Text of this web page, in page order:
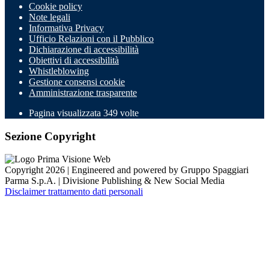
Cookie policy
Note legali
Informativa Privacy
Ufficio Relazioni con il Pubblico
Dichiarazione di accessibilità
Obiettivi di accessibilità
Whistleblowing
Gestione consensi cookie
Amministrazione trasparente
Pagina visualizzata 349 volte
Sezione Copyright
Copyright 2026 | Engineered and powered by Gruppo Spaggiari
Parma S.p.A. | Divisione Publishing & New Social Media
Disclaimer trattamento dati personali